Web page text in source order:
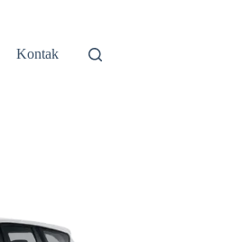
Kontak